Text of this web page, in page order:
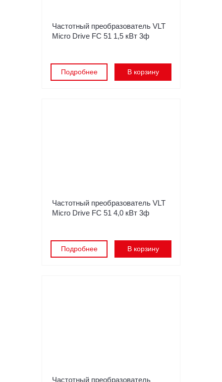
Частотный преобразователь VLT
Micro Drive FC 51 1,5 кВт 3ф
Подробнее В корзину
Частотный преобразователь VLT
Micro Drive FC 51 4,0 кВт 3ф
Подробнее В корзину
Частотный преобразователь